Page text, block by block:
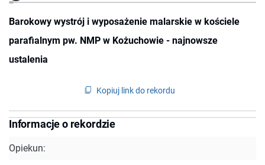
Barokowy wystrój i wyposażenie malarskie w kościele
parafialnym pw. NMP w Kożuchowie - najnowsze
ustalenia
Kopiuj link do rekordu
Informacje o rekordzie
Opiekun: